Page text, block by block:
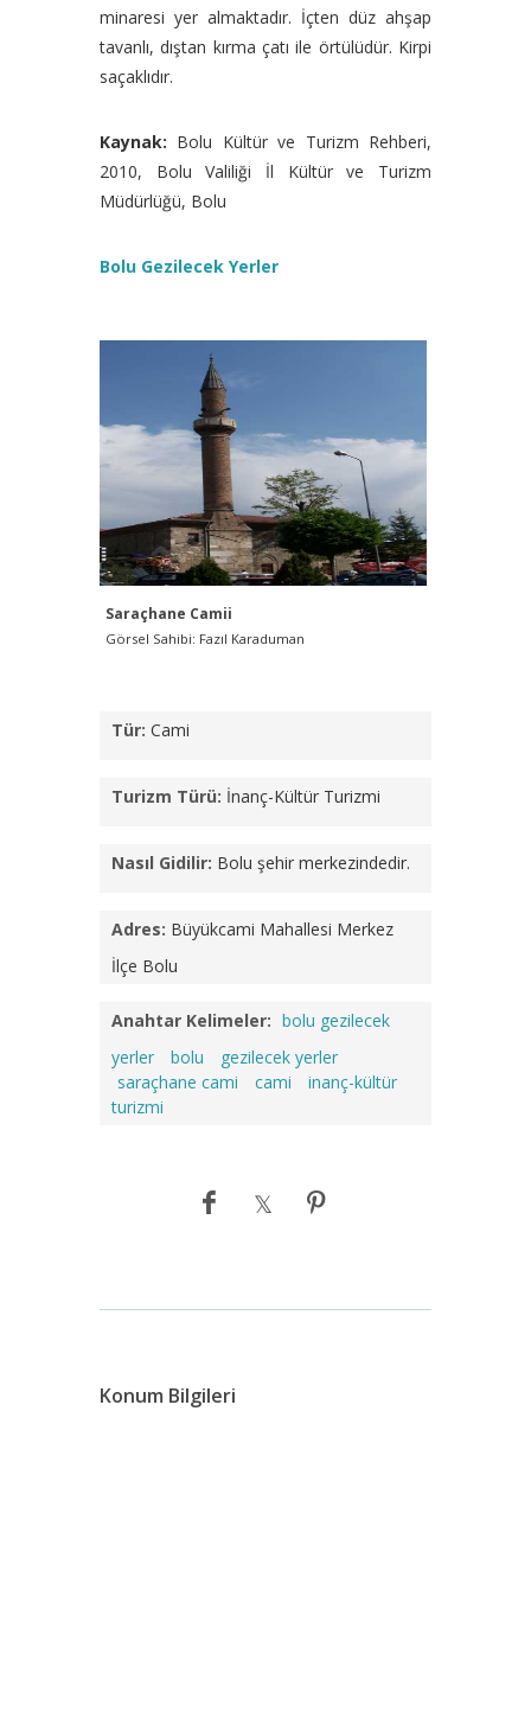
minaresi yer almaktadır. İçten düz ahşap
tavanlı, dıştan kırma çatı ile örtülüdür. Kirpi
saçaklıdır.
Kaynak: Bolu Kültür ve Turizm Rehberi,
2010, Bolu Valiliği İl Kültür ve Turizm
Müdürlüğü, Bolu
Bolu Gezilecek Yerler
Saraçhane Camii
Görsel Sahibi: Fazıl Karaduman
Tür: Cami
Turizm Türü: İnanç-Kültür Turizmi
Nasıl Gidilir: Bolu şehir merkezindedir.
Adres: Büyükcami Mahallesi Merkez
İlçe Bolu
Anahtar Kelimeler: bolu gezilecek
yerler
bolu
gezilecek yerler
saraçhane cami
cami
inanç-kültür
turizmi
Konum Bilgileri